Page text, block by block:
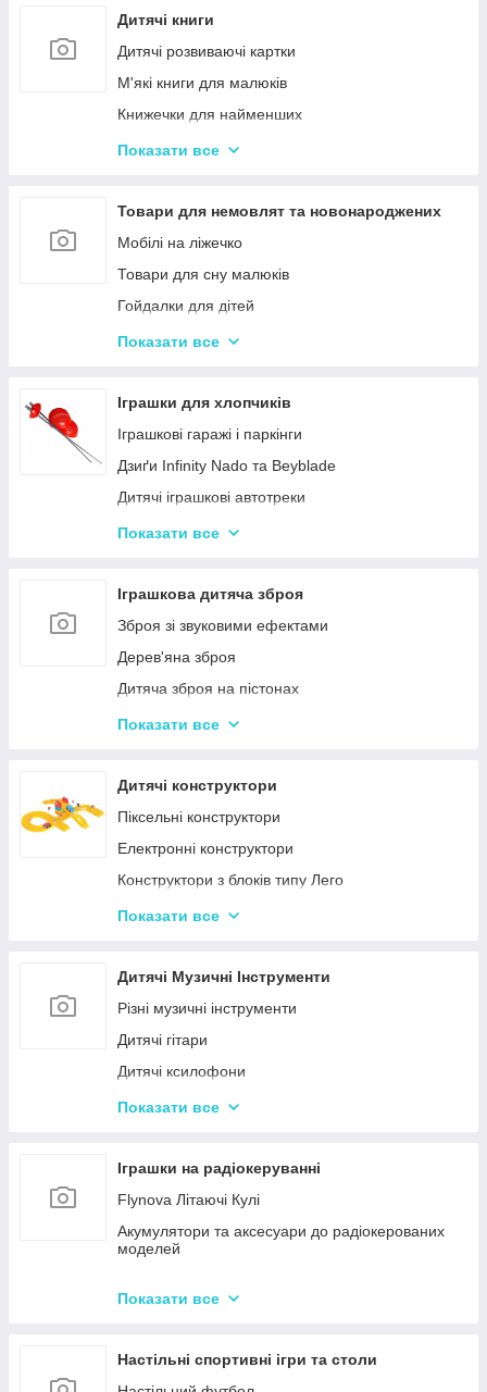
Машинки іграшкові для дітей
Дитяче кермо
Іграшка Неваляшка
Каталки з ручкою і на мотузочці
Розвиваючі килимки
Магнітна риболовля для дітей
Стрибуни для дітей
Дитячі книги
Дитячі розвиваючі картки
М'які книги для малюків
Книжечки для найменших
Книги з наклейками
Книги для дітей початкових класів
Книги для підлітків
Енциклопедії для дітей
Показати все
Товари для немовлят та новонароджених
Мобілі на ліжечко
Товари для сну малюків
Гойдалки для дітей
Дитячі горщики
Розвиваючі килимки для немовлят
Нічні світильники для немовлят
Дитячий посуд
Дитяча гігієна та догляд
Дитяча безпека
Показати все
Іграшки для хлопчиків
Іграшкові гаражі і паркінги
Дзиґи Infinity Nado та Beyblade
Дитячі іграшкові автотреки
Іграшкова залізниця та потяги
Дитячий іграшковий інструмент
Іграшкові роботи-трансформери
Ігрові рольові набори для хлопчиків
Показати все
Іграшкова дитяча зброя
Зброя зі звуковими ефектами
Дерев'яна зброя
Дитяча зброя на пістонах
Дитячі водяні пістолети, автомати
Дитячі іграшкові луки, стріли, арбалети
Іграшкові пістолети
Дитячі пістолети, гвинтівки з м'якими кулями
Показати все
Дитячі конструктори
Піксельні конструктори
Електронні конструктори
Конструктори з блоків типу Лего
Конструктор для малюків з великими деталями
Тривимірні пазли-конструктори
Металеві конструктори
Показати все
Дитячі Музичні Інструменти
Різні музичні інструменти
Дитячі гітари
Дитячі ксилофони
Дитячі Синтезатори та Піаніно
Показати все
Іграшки на радіокеруванні
Flynova Літаючі Кулі
Акумулятори та аксесуари до радіокерованих
моделей
Показати все
Настільні спортивні ігри та столи